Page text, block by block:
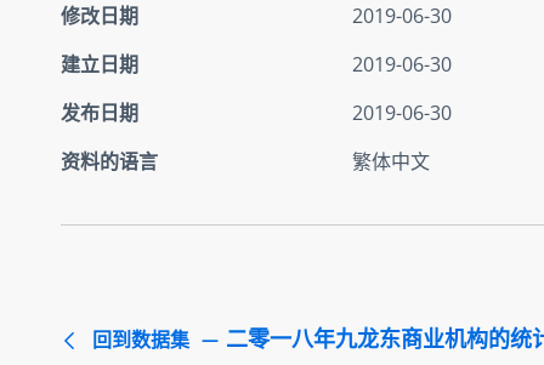
修改日期
2019-06-30
建立日期
2019-06-30
发布日期
2019-06-30
资料的语言
繁体中文
回到数据集 二零一八年九龙东商业机构的统